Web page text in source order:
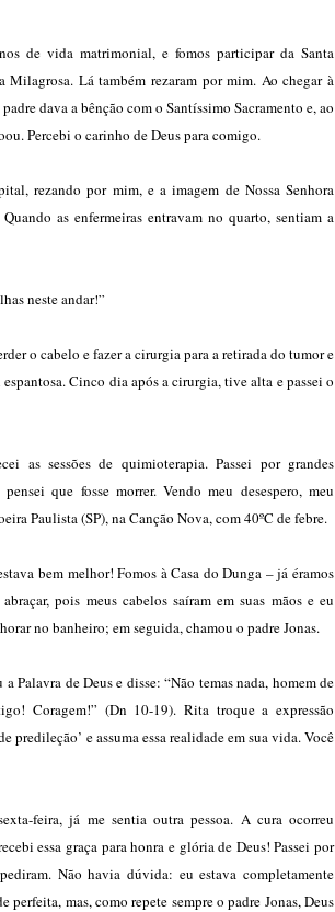
de vida matrimonial, e fomos participar da Santa
Milagrosa. Lá também rezaram por mim. Ao chegar à
dava a bênção com o Santíssimo Sacramento e, ao
Percebi o carinho de Deus para comigo.
rezando por mim, e a imagem de Nossa Senhora
as enfermeiras entravam no quarto, sentiam a
neste andar!”
o cabelo e fazer a cirurgia para a retirada do tumor e
Cinco dia após a cirurgia, tive alta e passei o
as sessões de quimioterapia. Passei por grandes
que fosse morrer. Vendo meu desespero, meu
Paulista (SP), na Canção Nova, com 40ºC de febre.
bem melhor! Fomos à Casa do Dunga – já éramos
pois meus cabelos saíram em suas mãos e eu
no banheiro; em seguida, chamou o padre Jonas.
Palavra de Deus e disse: “Não temas nada, homem de
Coragem!” (Dn 10-19). Rita troque a expressão
predileção’ e assuma essa realidade em sua vida. Você
feira, já me sentia outra pessoa. A cura ocorreu
essa graça para honra e glória de Deus! Passei por
Não havia dúvida: eu estava completamente
perfeita, mas, como repete sempre o padre Jonas, Deus